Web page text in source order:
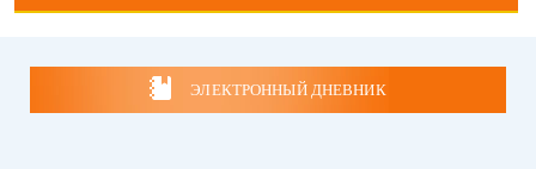
ЭЛЕКТРОННЫЙ ДНЕВНИК